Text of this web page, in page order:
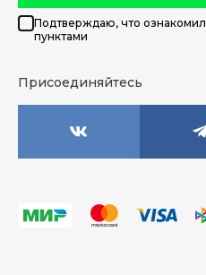
Подтверждаю, что
пунктами
Присоединяйтесь